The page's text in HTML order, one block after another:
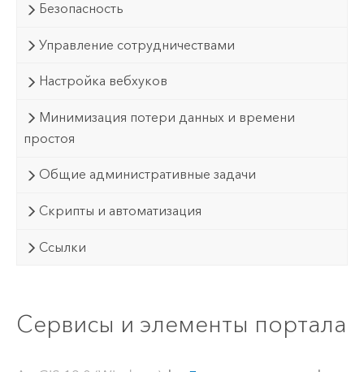
Безопасность
Управление сотрудничествами
Настройка вебхуков
Минимизация потери данных и времени
простоя
Общие административные задачи
Скрипты и автоматизация
Ссылки
Сервисы и элементы портала